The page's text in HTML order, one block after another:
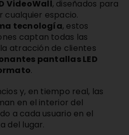
VideoWall, diseñados para
espacio.
tecnología, estos
captan todas las
atracción de clientes
pantallas LED
.
y, en tiempo real, las
en el interior del
a cada usuario en el
del lugar.